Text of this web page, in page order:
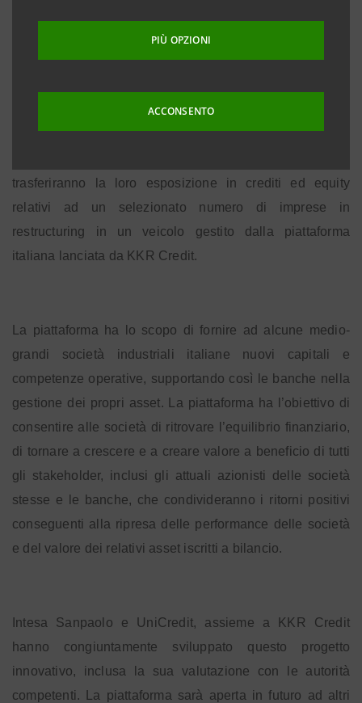
PIÙ OPZIONI
ACCONSENTO
Milano, 25 giugno 2015– Intesa Sanpaolo, UniCredit e
società globali di investimento, hanno raggiunto oggi un
accordo in base al quale, al soddisfacimento di alcune
trasferiranno la loro esposizione in crediti ed equity
relativi ad un selezionato numero di imprese in
restructuring in un veicolo gestito dalla piattaforma
italiana lanciata da KKR Credit.
La piattaforma ha lo scopo di fornire ad alcune medio-
grandi società industriali italiane nuovi capitali e
competenze operative, supportando così le banche nella
gestione dei propri asset. La piattaforma ha l’obiettivo di
consentire alle società di ritrovare l’equilibrio finanziario,
di tornare a crescere e a creare valore a beneficio di tutti
gli stakeholder, inclusi gli attuali azionisti delle società
stesse e le banche, che condivideranno i ritorni positivi
conseguenti alla ripresa delle performance delle società
e del valore dei relativi asset iscritti a bilancio.
Intesa Sanpaolo e UniCredit, assieme a KKR Credit
hanno congiuntamente sviluppato questo progetto
innovativo, inclusa la sua valutazione con le autorità
competenti. La piattaforma sarà aperta in futuro ad altri